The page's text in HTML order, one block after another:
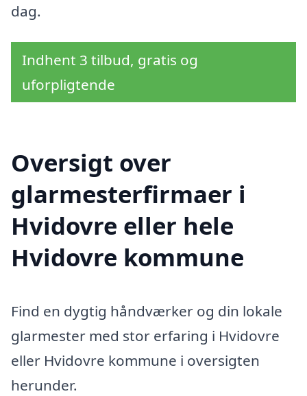
dag.
Indhent 3 tilbud, gratis og
uforpligtende
Oversigt over
glarmesterfirmaer i
Hvidovre eller hele
Hvidovre kommune
Find en dygtig håndværker og din lokale
glarmester med stor erfaring i Hvidovre
eller Hvidovre kommune i oversigten
herunder.